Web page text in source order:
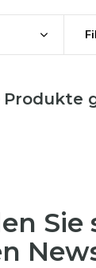
Produkte
Sie